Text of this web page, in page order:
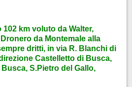
102 km voluto da Walter,
da Montemale alla
dritti, in via R. Blanchi di
Castelletto di Busca,
S.Pietro del Gallo,